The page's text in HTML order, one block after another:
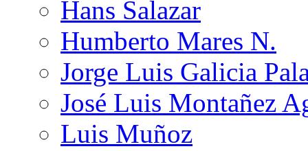
Hans Salazar
Humberto Mares N.
Jorge Luis Galicia
José Luis Montañez
Luis Muñoz